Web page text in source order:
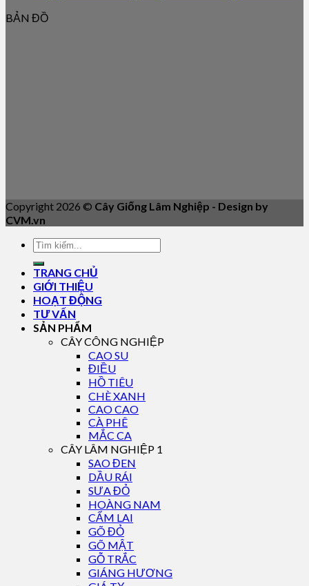
BẢN ĐỒ
Copyright 2026 © Cây Giống Lâm Nghiệp - Design by
CVM.vn
TRANG CHỦ
GIỚI THIỆU
HOẠT ĐỘNG
TƯ VẤN
SẢN PHẨM
CÂY CÔNG NGHIỆP
CAO SU
ĐIỀU
HỒ TIÊU
CHÈ XANH
CAO CAO
CÀ PHÊ
MẮC CA
CÂY LÂM NGHIỆP 1
SAO ĐEN
DẦU RÁI
SƯA ĐỎ
HOÀNG NAM
CẨM LAI
GÕ ĐỎ
GÕ MẬT
GỖ TRẮC
GIÁNG HƯƠNG